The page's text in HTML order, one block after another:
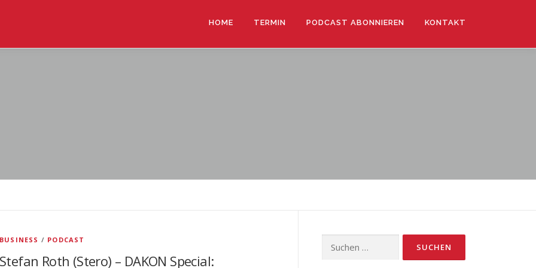
HOME TERMIN PODCAST ABONNIEREN KONTAKT
BUSINESS / PODCAST
Stefan Roth (Stero) – DAKON Special: